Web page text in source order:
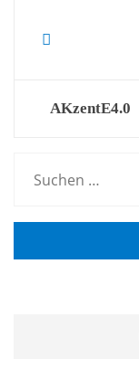
Post
AKzentE4.0